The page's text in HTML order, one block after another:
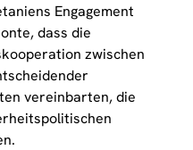
Engagement
dass die
zwischen
vereinbarten, die